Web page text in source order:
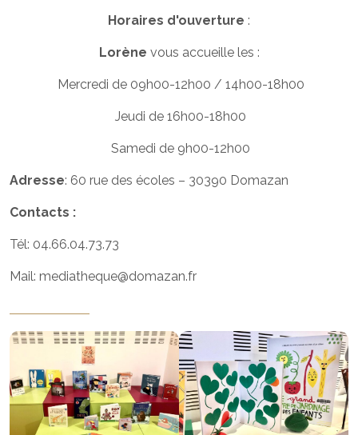
Horaires d'ouverture :
Lorène vous accueille les :
Mercredi de 09h00-12h00 / 14h00-18h00
Jeudi de 16h00-18h00
Samedi de 9h00-12h00
Adresse: 60 rue des écoles – 30390 Domazan
Contacts :
Tél: 04.66.04.73.73
Mail: mediatheque@domazan.fr